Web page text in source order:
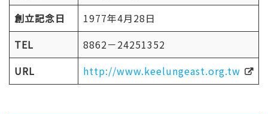
創立記念日
1977年4月28日
TEL
8862－24251352
URL
http://www.keelungeast.org.tw